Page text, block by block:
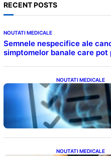
RECENT POSTS
NOUTATI MEDICALE
Semnele nespecifice ale
simptomelor banale care
NOUTATI MEDICALE
Inteligența
ridicat care
NOUTATI MEDICALE